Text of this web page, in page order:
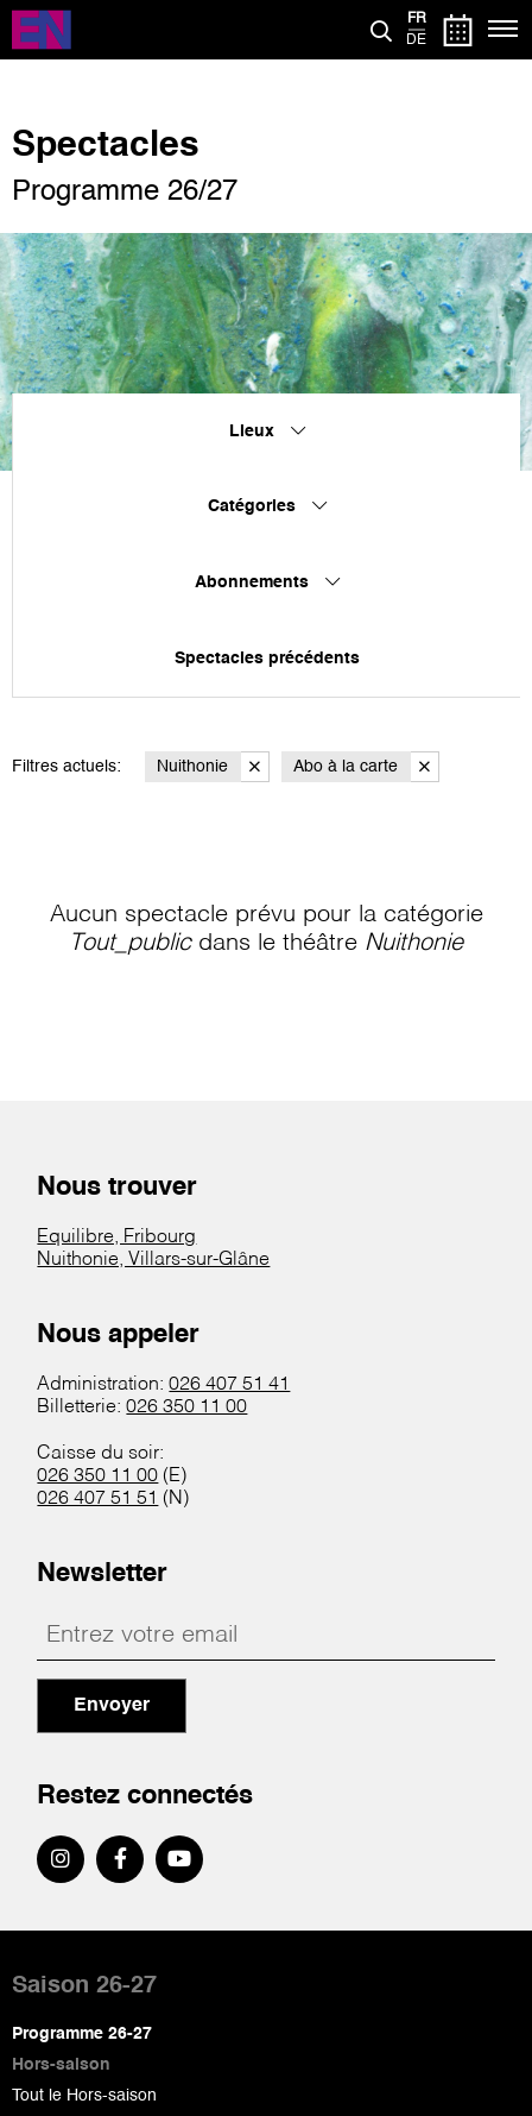
Aller
contenu
FR
DE
Spectacles
Programme 26/27
Lieux
Catégories
Abonnements
Spectacles précédents
Filtres actuels: Nuithonie Abo à la carte
Aucun spectacle prévu pour la catégorie
Tout_publicdans le théâtre Nuithonie
Nous trouver
Equilibre, Fribourg
Nuithonie, Villars-sur-Glâne
Nous appeler
Administration:026 407 51 41
Billetterie:026 350 11 00
Caisse du soir:
026 350 11 00 (E)
026 407 51 51 (N)
Newsletter
Envoyer
Restez connectés
de
page
Saison 26-27
Programme 26-27
Hors-saison
Tout le Hors-saison